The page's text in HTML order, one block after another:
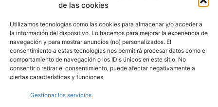
de las cookies
Utilizamos tecnologías como las cookies para almacenar y/o acceder a
la información del dispositivo. Lo hacemos para mejorar la experiencia de
navegación y para mostrar anuncios (no) personalizados. El
consentimiento a estas tecnologías nos permitirá procesar datos como el
comportamiento de navegación o los ID's únicos en este sitio. No
consentir o retirar el consentimiento, puede afectar negativamente a
ciertas características y funciones.
Gestionar los servicios